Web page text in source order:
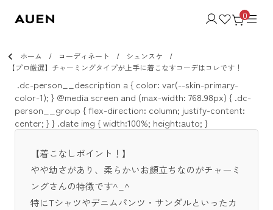
0
ホーム コーディネート
シュンスケ
【プロ厳選】チャーミングタイプが上手に着こなすコーデはコレです！
.dc-person__description a { color: var(--skin-primary-
color-1); } @media screen and (max-width: 768.98px) { .dc-
person__group { flex-direction: column; justify-content:
center; } } .date img { width:100%; height:auto; }
【着こなしポイント！】
やや幼さがあり、柔らかいお顔立ちなのがチャーミ
ングさんの特徴です^_^
特にTシャツやデニムパンツ・サンダルといったカ